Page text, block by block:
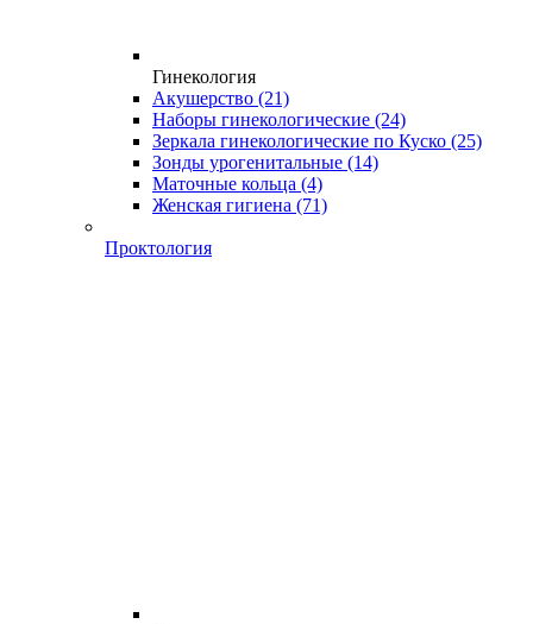
Гинекология
Акушерство (21)
Наборы гинекологические (24)
Зеркала гинекологические по Куско (25)
Зонды урогенитальные (14)
Маточные кольца (4)
Женская гигиена (71)
Проктология